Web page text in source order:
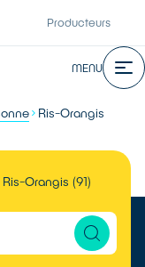
Producteurs
MENU
Ris-Orangis
Orangis (91)